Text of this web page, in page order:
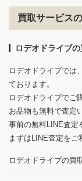
買取サービス
ロデオドライブの
ロデオドライブでは
ております。
ロデオドライブでご
お品物も無料で査定
事前の無料LINE査定
まずはLINE査定をご
ロデオドライブの買